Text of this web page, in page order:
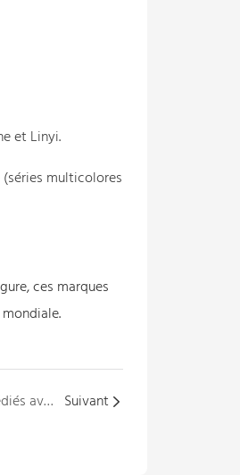
et Linyi.
multicolores
ces marques
Produits en marbre de quartz Gelandy expédiés avec succès en Afrique : une combinaison parfaite de besoins divers Suivant